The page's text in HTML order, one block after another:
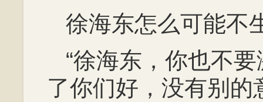
徐海东怎么可能不
“徐海东，你也不
了你们好，没有别